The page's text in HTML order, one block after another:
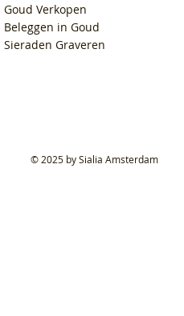
Goud Verkopen
Beleggen in Goud
Sieraden Graveren
© 2025 by Sialia Amsterdam